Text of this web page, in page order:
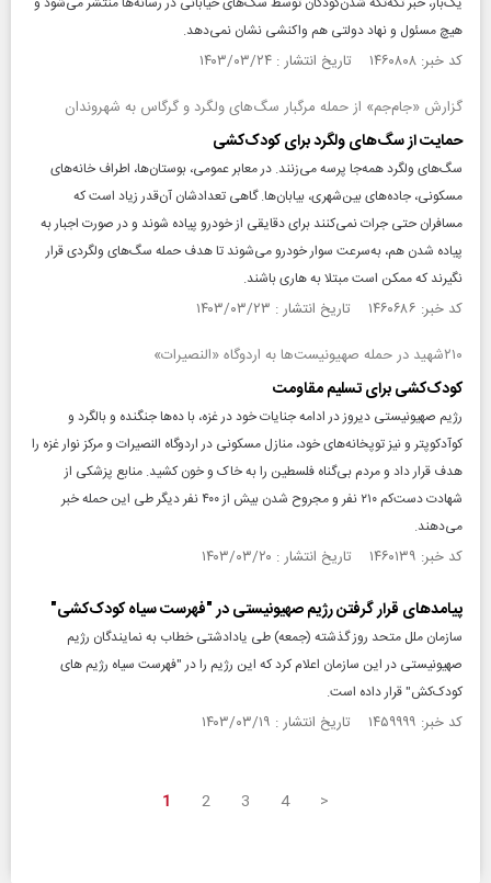
هیچ مسئول و نهاد دولتی هم واکنشی نشان نمی‌دهد.
کد خبر: ۱۴۶۰۸۰۸ تاریخ انتشار : ۱۴۰۳/۰۳/۲۴
گزارش «جام‌جم» از حمله مرگبار سگ‌های ولگرد و گرگاس به شهروندان
حمایت از سگ‌های ولگرد برای کودک‌کشی
سگ‌های ولگرد همه‌جا پرسه می‌زنند. در معابر عمومی، بوستان‌ها، اطراف خانه‌های
مسکونی، جاده‌های بین‌شهری، بیابان‌ها. گاهی تعدادشان آن‌قدر زیاد است که
مسافران حتی جرات نمی‌کنند برای دقایقی از خودرو پیاده شوند و در صورت اجبار به
پیاده شدن هم، به‌سرعت سوار خودرو می‌شوند تا هدف حمله سگ‌های ولگردی قرار
نگیرند که ممکن است مبتلا به هاری باشند.
کد خبر: ۱۴۶۰۶۸۶ تاریخ انتشار : ۱۴۰۳/۰۳/۲۳
۲۱۰شهید در حمله صهیونیست‌ها به اردوگاه «النصیرات»
کودک‌کشی برای تسلیم مقاومت
رژیم صهیونیستی دیروز در ادامه جنایات خود در غزه، با ده‌ها جنگنده و بالگرد و
کوآد‌کوپتر و نیز توپخانه‌های خود، منازل مسکونی در اردوگاه النصیرات و مرکز نوار غزه را
هدف قرار داد و مردم بی‌گناه فلسطین را به خاک و خون کشید. منابع پزشکی از
شهادت دست‌کم ۲۱۰ نفر و مجروح شدن بیش از ۴۰۰ نفر دیگر طی این حمله خبر
می‌دهند.
کد خبر: ۱۴۶۰۱۳۹ تاریخ انتشار : ۱۴۰۳/۰۳/۲۰
پیامدهای قرار گرفتن رژیم صهیونیستی در "فهرست سیاه کودک‌کشی"
سازمان ملل متحد روز گذشته (جمعه) طی یادادشتی خطاب به نمایندگان رژیم
صهیونیستی در این سازمان اعلام کرد که این رژیم را در "فهرست سیاه رژیم های
کودک‌کش" قرار داده است.
کد خبر: ۱۴۵۹۹۹۹ تاریخ انتشار : ۱۴۰۳/۰۳/۱۹
1 2 3 4 >